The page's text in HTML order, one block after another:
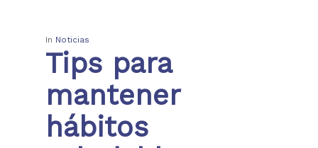
In Noticias
Tips para
mantener
hábitos